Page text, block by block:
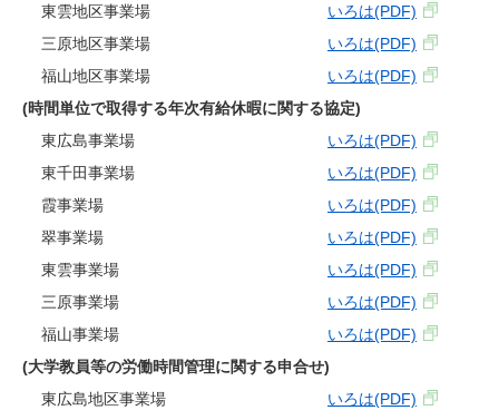
東雲地区事業場
いろは(PDF)
三原地区事業場
いろは(PDF)
福山地区事業場
いろは(PDF)
(時間単位で取得する年次有給休暇に関する協定)
東広島事業場
いろは(PDF)
東千田事業場
いろは(PDF)
霞事業場
いろは(PDF)
翠事業場
いろは(PDF)
東雲事業場
いろは(PDF)
三原事業場
いろは(PDF)
福山事業場
いろは(PDF)
(大学教員等の労働時間管理に関する申合せ)
東広島地区事業場
いろは(PDF)